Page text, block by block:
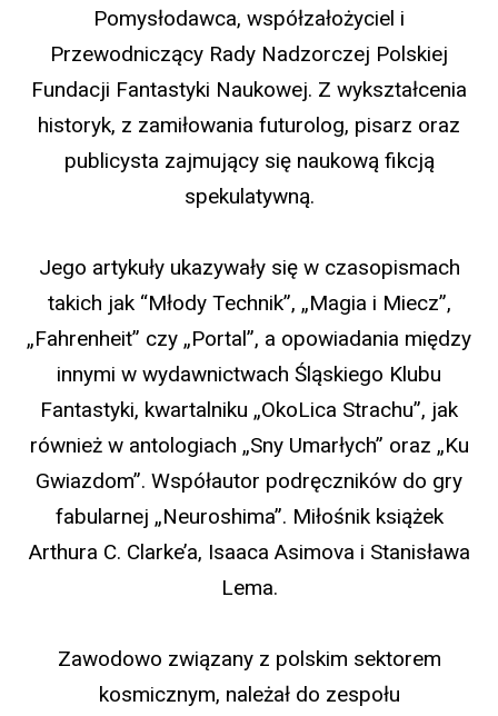
Pomysłodawca, współzałożyciel i
Przewodniczący Rady Nadzorczej Polskiej
Fundacji Fantastyki Naukowej. Z wykształcenia
historyk, z zamiłowania futurolog, pisarz oraz
publicysta zajmujący się naukową fikcją
spekulatywną.
Jego artykuły ukazywały się w czasopismach
takich jak “Młody Technik”, „Magia i Miecz”,
„Fahrenheit” czy „Portal”, a opowiadania między
innymi w wydawnictwach Śląskiego Klubu
Fantastyki, kwartalniku „OkoLica Strachu”, jak
również w antologiach „Sny Umarłych” oraz „Ku
Gwiazdom”. Współautor podręczników do gry
fabularnej „Neuroshima”. Miłośnik książek
Arthura C. Clarke’a, Isaaca Asimova i Stanisława
Lema.
Zawodowo związany z polskim sektorem
kosmicznym, należał do zespołu